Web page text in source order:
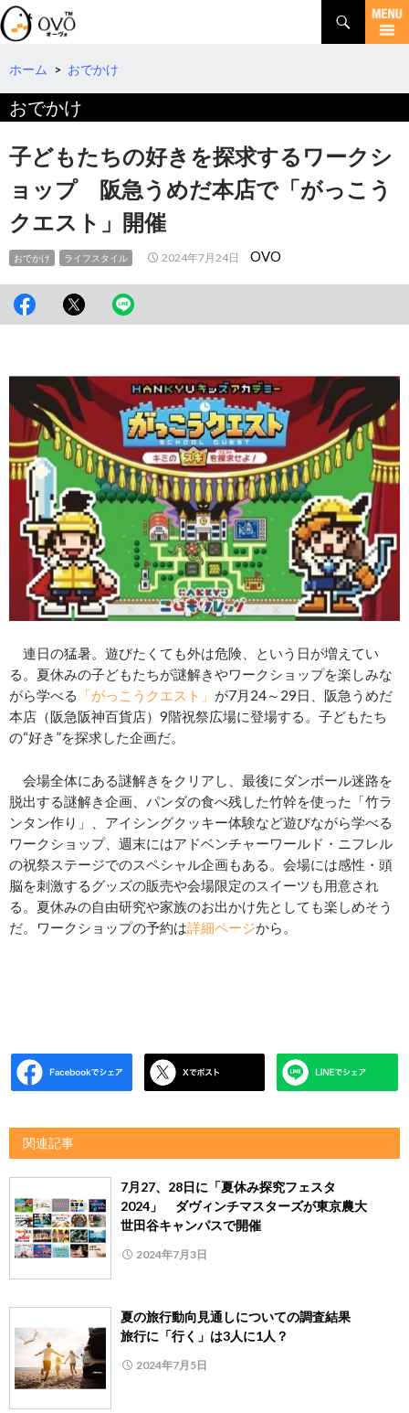
検
索
コ
テ
ツ
へ
ホーム > おでかけ
おでかけ
子どもたちの好きを探求するワークシ
ョップ 阪急うめだ本店で「がっこう
クエスト」開催
おでかけ ライフスタイル 2024年7月24日 OVO
連日の猛暑。遊びたくても外は危険、という日が増えてい
る。夏休みの子どもたちが謎解きやワークショップを楽しみな
がら学べる
「がっこうクエスト」 が7月24～29日、阪急うめだ
本店（阪急阪神百貨店）9階祝祭広場に登場する。子どもたち
の“好き”を探求した企画だ。
会場全体にある謎解きをクリアし、最後にダンボール迷路を
脱出する謎解き企画、パンダの食べ残した竹幹を使った「竹ラ
ンタン作り」、アイシングクッキー体験など遊びながら学べる
ワークショップ、週末にはアドベンチャーワールド・ニフレル
の祝祭ステージでのスペシャル企画もある。会場には感性・頭
脳を刺激するグッズの販売や会場限定のスイーツも用意され
る。夏休みの自由研究や家族のお出かけ先としても楽しめそう
だ。ワークショップの予約は詳細ページから。
関連記事
7月27、28日に「夏休み探究フェスタ
2024」 ダヴィンチマスターズが東京農大
世田谷キャンパスで開催
2024年7月3日
夏の旅行動向見通しについての調査結果
旅行に「行く」は3人に1人？
2024年7月5日